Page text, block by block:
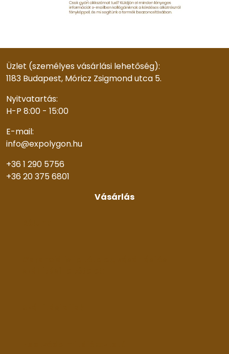
Üzlet (személyes vásárlási lehetőség):
1183 Budapest, Móricz Zsigmond utca 5.
Nyitvatartás:
H-P 8:00 - 15:00
E-mail:
info@expolygon.hu
+36 1 290 5756
+36 20 375 6801
Vásárlás